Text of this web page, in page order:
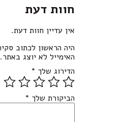
חוות דעת
אין עדיין חוות דעת.
היה הראשון לכתוב
האימייל לא יוצג באתר.
הדירוג שלך *
הביקורת שלך *